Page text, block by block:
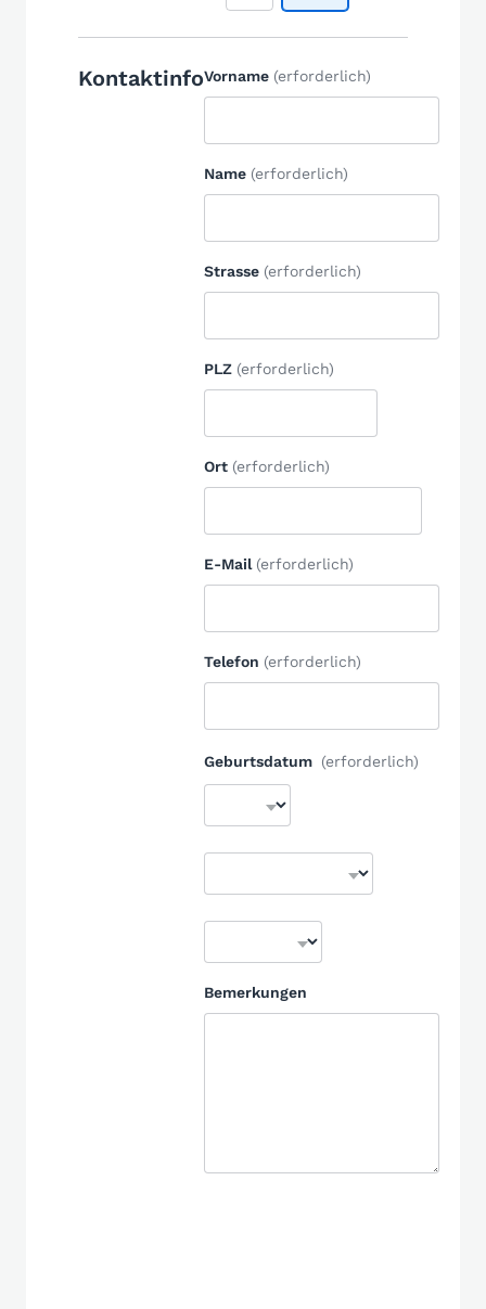
KontaktinfoVorname (erforderlich)
Name (erforderlich)
Strasse (erforderlich)
PLZ (erforderlich)
Ort (erforderlich)
E-Mail (erforderlich)
Telefon (erforderlich)
Geburtsdatum (erforderlich)
Bemerkungen